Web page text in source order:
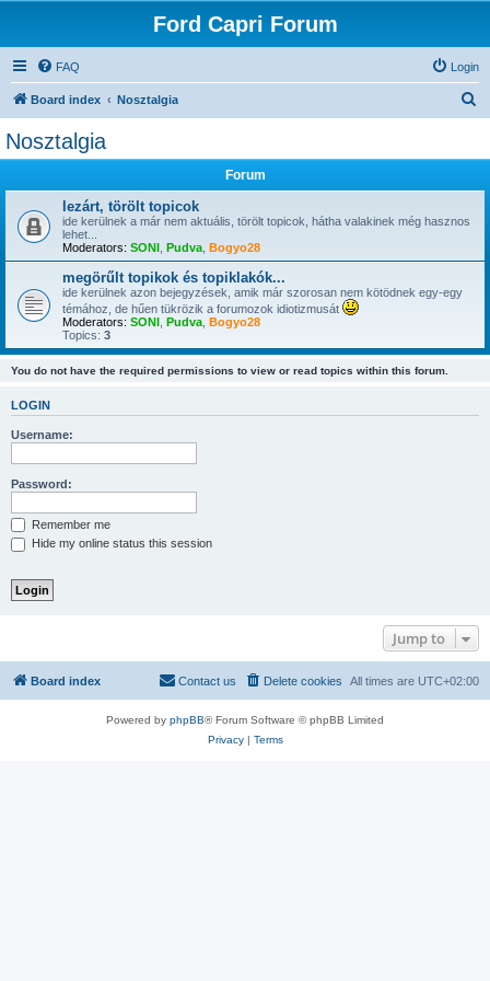
Ford Capri Forum
FAQ Login
Board index Nosztalgia
Nosztalgia
Forum
lezárt, törölt topicok
ide kerülnek a már nem aktuális, törölt topicok, hátha valakinek még hasznos
lehet...
Moderators: SONI Pudva Bogyo28
megörűlt topikok és topiklakók...
ide kerülnek azon bejegyzések, amik már szorosan nem kötödnek egy-egy
témához, de hűen tükrözik a forumozok idiotizmusát
Moderators: SONI Pudva Bogyo28
Topics: 3
You do not have the required permissions to view or read topics within this forum.
LOGIN
Username:
Password:
Remember me
Hide my online status this session
Jump to
Board index All times are UTC+02:00
Delete cookies
Contact us
Powered by phpBB® Forum Software © phpBB Limited
Privacy| Terms